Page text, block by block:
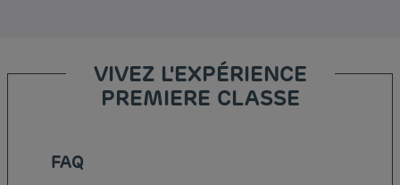
VIVEZ L'EXPÉRIENCE
PREMIERE CLASSE
FAQ